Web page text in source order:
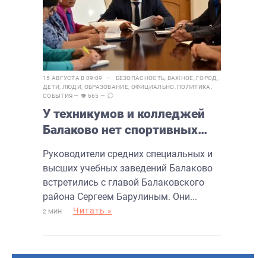
15 АВГУСТА В 09:09 — БЕЗОПАСНОСТЬ ВАЖНОЕ ГОРОД
ДЕТИ ЛЮДИ ОБРАЗОВАНИЕ, ОФИЦИАЛЬНО ПОЛИТИКА
СОБЫТИЯ— 👁 665 —
У техникумов и колледжей
Балаково нет спортивных
Руководители средних специальных и
высших учебных заведений Балаково
встретились с главой Балаковского
района Сергеем Барулиным. Они...
2 МИН Читать »